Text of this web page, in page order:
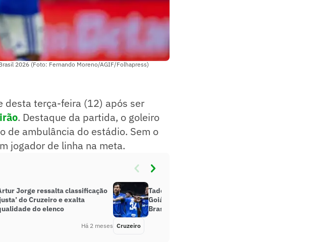
2026 (Foto: Fernando Moreno/AGIF/Folhapress)
desta terça-feira (12) após ser
. Destaque da partida, o goleiro
de ambulância do estádio. Sem o
jogador de linha na meta.
Jorge ressalta classificação
do Cruzeiro e exalta
do elenco
Há 2 meses
Tadeu brilha, mas Cruzeiro vence o
Goiás e se classifica na Copa do
Brasil; dê suas notas
Cruzeiro